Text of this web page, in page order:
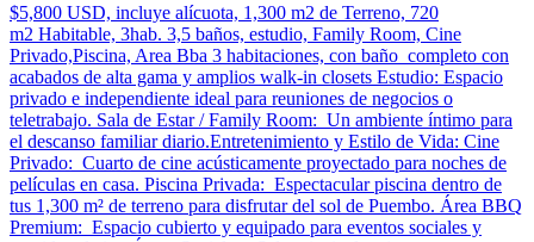
$5,800 USD, incluye alícuota, 1,300 m2 de Terreno, 720
m2 Habitable, 3hab. 3,5 baños, estudio, Family Room, Cine
Privado,Piscina, Area Bba 3 habitaciones, con baño completo con
acabados de alta gama y amplios walk-in closets Estudio: Espacio
privado e independiente ideal para reuniones de negocios o
teletrabajo. Sala de Estar / Family Room: Un ambiente íntimo para
el descanso familiar diario.Entretenimiento y Estilo de Vida: Cine
Privado: Cuarto de cine acústicamente proyectado para noches de
películas en casa. Piscina Privada: Espectacular piscina dentro de
tus 1,300 m² de terreno para disfrutar del sol de Puembo. Área BBQ
Premium: Espacio cubierto y equipado para eventos sociales y